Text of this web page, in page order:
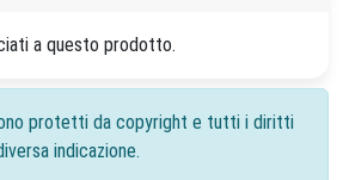
a questo prodotto.
protetti da copyright e tutti i diritti
indicazione.